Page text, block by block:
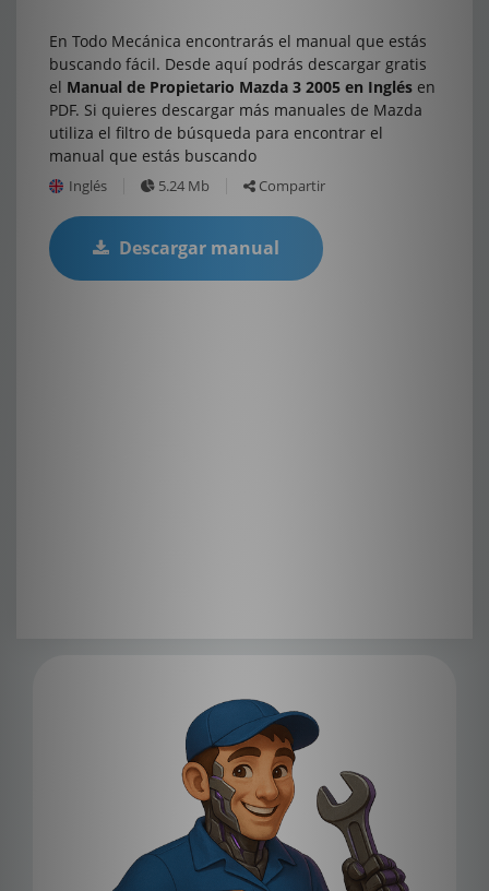
En Todo Mecánica encontrarás el manual que estás
buscando fácil. Desde aquí podrás descargar gratis
el Manual de Propietario Mazda 3 2005 en Inglés en
PDF. Si quieres descargar más manuales de Mazda
utiliza el filtro de búsqueda para encontrar el
manual que estás buscando
Inglés 5.24 Mb Compartir
Descargar manual